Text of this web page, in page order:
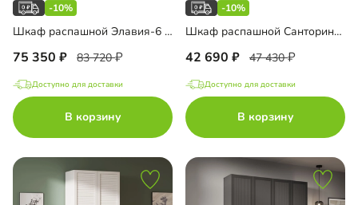
-10%
Шкаф распашной Элавия-6 Премиум
75 350 83 720
Доступно для доставки
В корзину
-10%
Шкаф распашной Санторини-3 Лайф с зеркалом
42 690 47 430
Доступно для доставки
В корзину